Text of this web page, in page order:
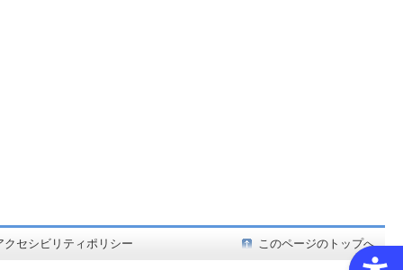
クセシビリティポリシー このページのトップへ